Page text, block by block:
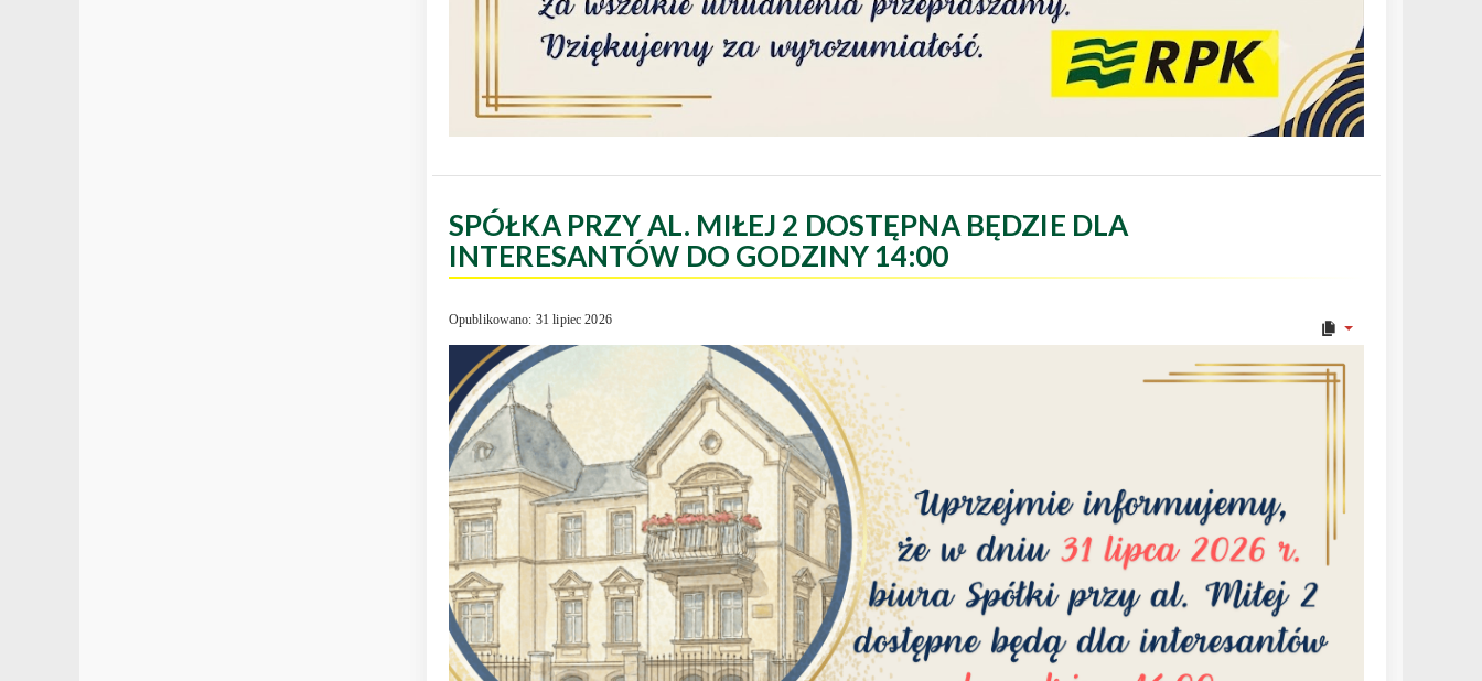
SPÓŁKA PRZY AL. MIŁEJ 2 DOSTĘPNA BĘDZIE DLA
INTERESANTÓW DO GODZINY 14:00
Opublikowano: 31 lipiec 2026